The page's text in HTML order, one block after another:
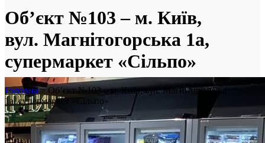
Об’єкт №103 – м. Київ,
вул. Магнітогорська 1а,
супермаркет «Сільпо»
Головна>Об’єкт №103 – м. Київ, вул. Магнітогорська
1а, супермаркет «Сільпо»